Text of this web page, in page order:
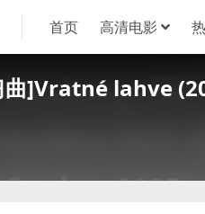
首页 高清电影
曲]Vratné lahve